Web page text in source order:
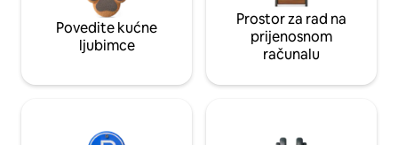
Povedite kućne
ljubimce
Prostor za rad na
prijenosnom
računalu